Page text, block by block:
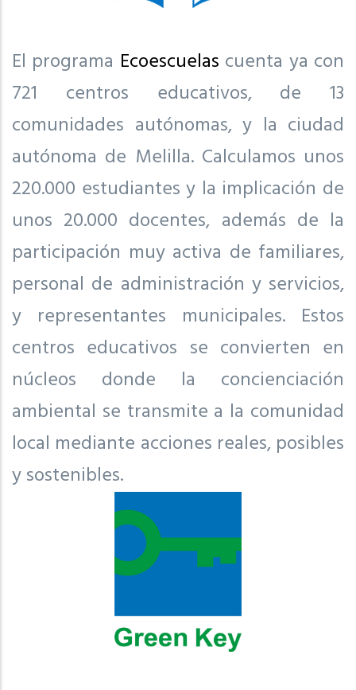
El programa Ecoescuelas cuenta ya con
721 centros educativos, de 13
comunidades autónomas, y la ciudad
autónoma de Melilla. Calculamos unos
220.000 estudiantes y la implicación de
unos 20.000 docentes, además de la
participación muy activa de familiares,
personal de administración y servicios,
y representantes municipales. Estos
centros educativos se convierten en
núcleos donde la concienciación
ambiental se transmite a la comunidad
local mediante acciones reales, posibles
y sostenibles.